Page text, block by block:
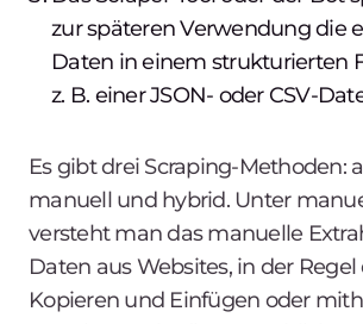
zur späteren Verwendung die
Daten in einem strukturierten
z. B. einer JSON- oder CSV-
Es gibt drei Scraping-Methoden:
manuell und hybrid. Unter
versteht man das manuelle
Daten aus Websites, in der
Kopieren und Einfügen oder